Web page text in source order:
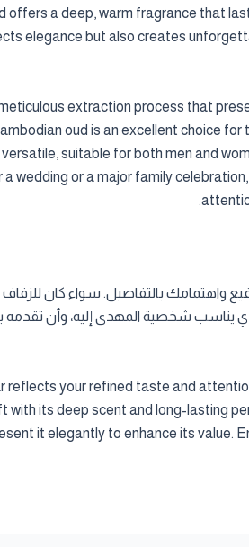
a deep, warm fragrance that
elegance but also creates
extraction process that
oud is an excellent choice
suitable for both men and
wedding or a major family
يناسب شخصية المهدى إليه، وأن
your refined taste and
with its deep scent and long-lasting
it elegantly to enhance its value.